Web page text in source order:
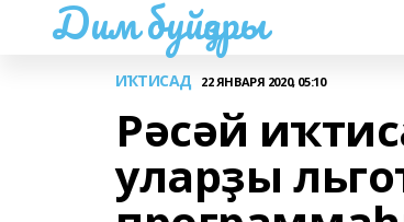
Дим буйҙары
ИҠТИСАД 22 ЯНВАРЯ 2020, 05:10
Рәсәй
уларҙы